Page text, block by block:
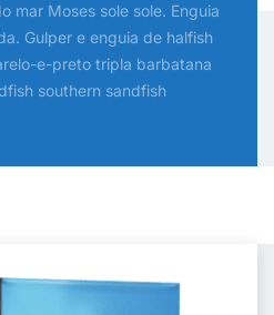
mar Moses sole sole. Enguia
Gulper e enguia de halfish
e-preto tripla barbatana
southern sandfish